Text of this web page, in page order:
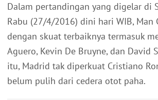
Dalam pertandingan yang digelar di
Rabu (27/4/2016) dini hari WIB, Man
dengan skuat terbaiknya termasuk
Aguero, Kevin De Bruyne, dan David
itu, Madrid tak diperkuat Cristiano
belum pulih dari cedera otot paha.